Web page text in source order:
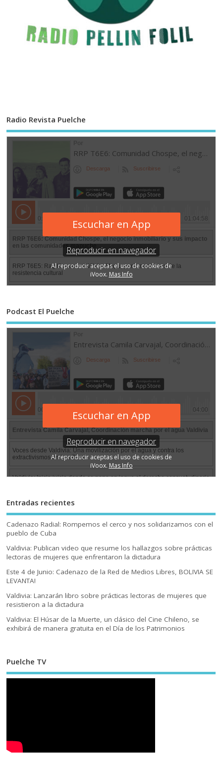
Radio Revista Puelche
Podcast El Puelche
Entradas recientes
Cadenazo Radial: Rompemos el cerco y nos solidarizamos con el
pueblo de Cuba
Valdivia: Publican video que resume los hallazgos sobre prácticas
lectoras de mujeres que enfrentaron la dictadura
Este 4 de Junio: Cadenazo de la Red de Medios Libres, BOLIVIA SE
LEVANTA!
Valdivia: Lanzarán libro sobre prácticas lectoras de mujeres que
resistieron a la dictadura
Valdivia: El Húsar de la Muerte, un clásico del Cine Chileno, se
exhibirá de manera gratuita en el Día de los Patrimonios
Puelche TV